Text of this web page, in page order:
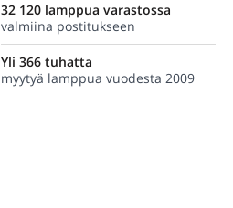
32 120 lamppua varastossa
valmiina postitukseen
Yli 366 tuhatta
myytyä lamppua vuodesta 2009